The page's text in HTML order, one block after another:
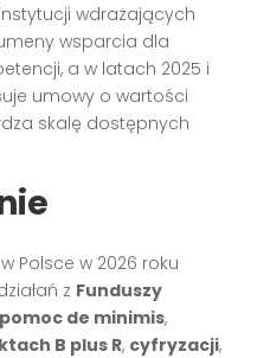
wdrażających
wsparcia dla
a w latach 2025 i
umowy o wartości
skalę dostępnych
w Polsce w 2026 roku
z Funduszy
pomoc de minimis,
B plus R, cyfryzacji,